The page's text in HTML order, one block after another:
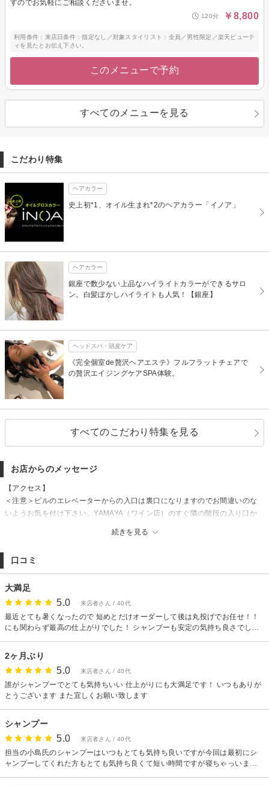
すのでお気軽にご相談くださいませ。
120分 ￥8,800
利用条件：来店日条件：指定なし／対象スタイリスト：全員／男性限定／楽天ビューテ
ィを見たとお伝え下さい。
このメニューで予約
すべてのメニューを見る
こだわり特集
ヘアカラー
史上初*1、オイル生まれ*2のヘアカラー「イノア」
ヘアカラー
銀座で数少ない上品なハイライトカラーができるサロ
ン。白髪ぼかしハイライトも人気！【銀座】
ヘッドスパ・頭皮ケア
《完全個室de贅沢ヘアエステ》フルフラットチェアで
の贅沢エイジングケアSPA体験。
すべてのこだわり特集を見る
お店からのメッセージ
続きを見る
【アクセス】
＜注意＞ビルのエレベーターからの入口は裏口になりますのでお間違いのな
いようお気を付け下さい。YAMAYA（ワイン店）のすぐ隣の階段の入り口か
【その他】
※15分以上の遅刻の場合はキャンセル扱いさせて頂くことがあるのでご了承
下さい。
※ヘアアレンジ等の時間外予約、複数人でご来店の場合はお電話下さい。
口コミ
大満足
5.0 来店者さん / 40代
最近とても暑くなったので 短めとだけオーダーして後は丸投げでお任せ！！
にも関わらず最高の仕上がりでした！ シャンプーも安定の気持ち良さでし
2ヶ月ぶり
5.0 来店者さん / 40代
誰がシャンプーでとても気持ちいい 仕上がりにも大満足です！ いつもありが
とうございます また宜しくお願い致します
シャンプー
5.0 来店者さん / 40代
担当の小島氏のシャンプーはいつもとても気持ち良いですが今回は最初にシ
ャンプーしてくれた方もとても気持ち良くて短い時間ですが寝ちゃっいまし